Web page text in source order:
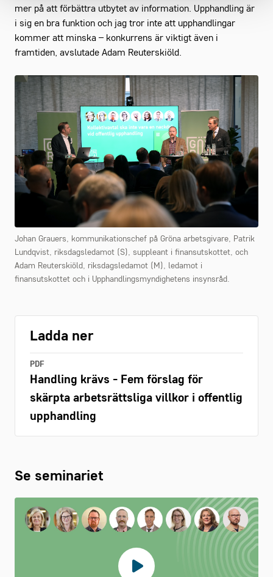
mer på att förbättra utbytet av information. Upphandling är
i sig en bra funktion och jag tror inte att upphandlingar
kommer att minska – konkurrens är viktigt även i
framtiden, avslutade Adam Reuterskiöld.
Johan Grauers, kommunikationschef på Gröna arbetsgivare, Patrik
Lundqvist, riksdagsledamot (S), suppleant i finansutskottet, och
Adam Reuterskiöld, riksdagsledamot (M), ledamot i
finansutskottet och i Upphandlingsmyndighetens insynsråd.
Ladda ner
PDF
Handling krävs - Fem förslag för
skärpta arbetsrättsliga villkor i offentlig
upphandling
Se seminariet